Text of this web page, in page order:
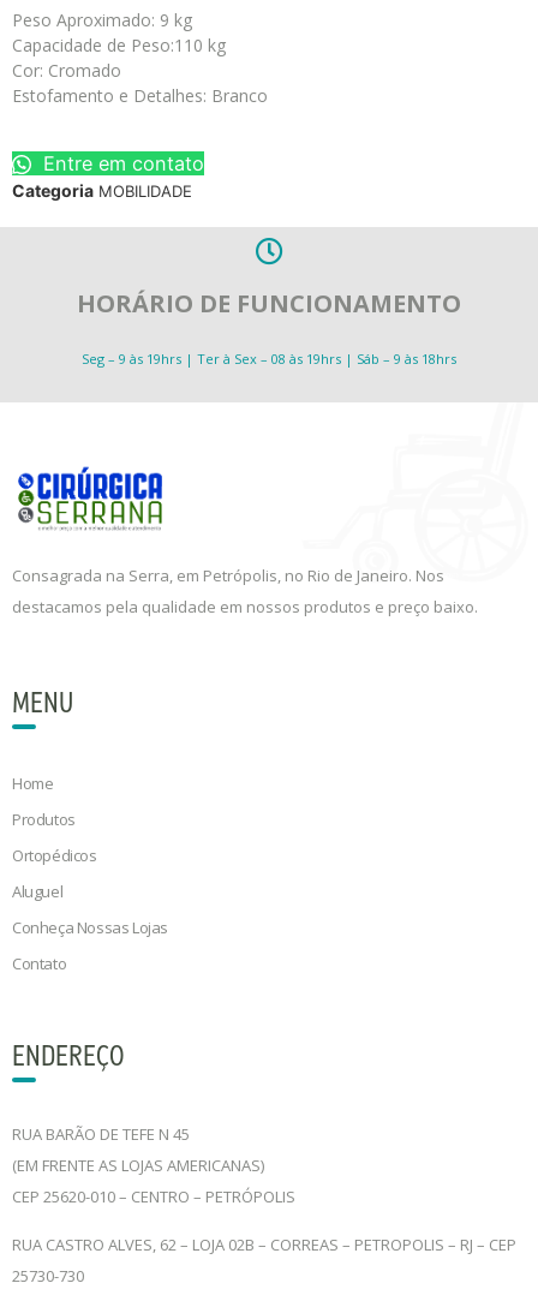
Peso Aproximado: 9 kg
Capacidade de Peso:110 kg
Cor: Cromado
Estofamento e Detalhes: Branco
Entre em contato
Categoria MOBILIDADE
HORÁRIO DE FUNCIONAMENTO
Seg – 9 às 19hrs | Ter à Sex – 08 às 19hrs | Sáb – 9 às 18hrs
Consagrada na Serra, em Petrópolis, no Rio de Janeiro. Nos
destacamos pela qualidade em nossos produtos e preço baixo.
MENU
Home
Produtos
Ortopédicos
Aluguel
Conheça Nossas Lojas
Contato
ENDEREÇO
RUA BARÃO DE TEFE N 45
(EM FRENTE AS LOJAS AMERICANAS)
CEP 25620-010 – CENTRO – PETRÓPOLIS
RUA CASTRO ALVES, 62 – LOJA 02B – CORREAS – PETROPOLIS – RJ – CEP
25730-730